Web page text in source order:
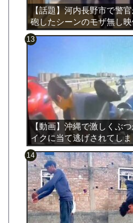
【話題】河内長野市で警
砲したシーンのモザ無し
る。
【動画】沖縄で激しくぶ
イクに当て逃げされてしま